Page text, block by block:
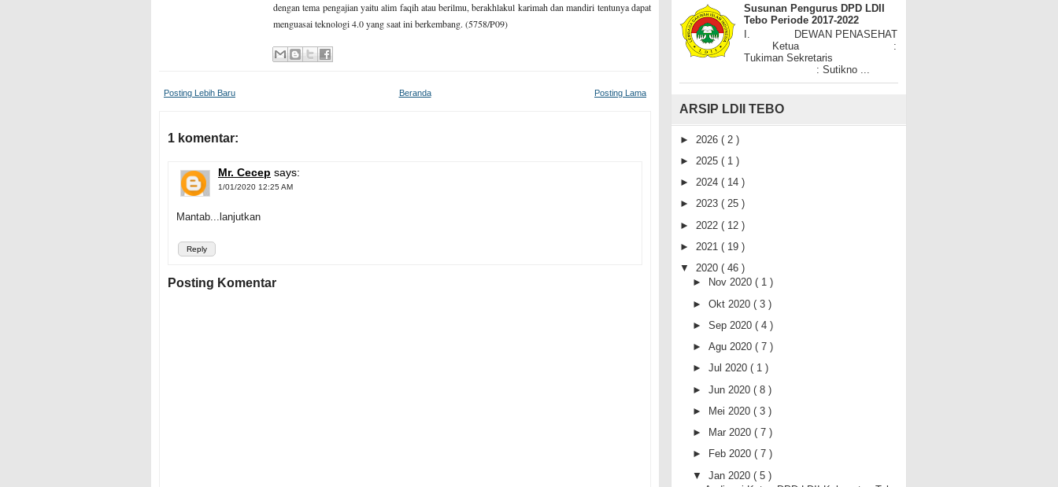
dengan tema pengajian yaitu alim faqih atau berilmu, berakhlakul karimah dan mandiri tentunya dapat
menguasai teknologi 4.0 yang saat ini berkembang. (5758/P09)
Posting Lebih Baru Posting Lama
Beranda
1 komentar:
Mr. Cecep says:
1/01/2020 12:25 AM
Reply
Mantab...lanjutkan
Posting Komentar
Susunan Pengurus DPD LDII
Tebo Periode 2017-2022
I. DEWAN PENASEHAT
Ketua :
Tukiman Sekretaris
: Sutikno ...
ARSIP LDII TEBO
► 2026 ( 2 )
► 2025 ( 1 )
► 2024 ( 14 )
► 2023 ( 25 )
► 2022 ( 12 )
► 2021 ( 19 )
▼ 2020 ( 46 )
►
Nov 2020 ( 1 )
► Okt 2020 ( 3 )
► Sep 2020 ( 4 )
► Agu 2020 ( 7 )
► Jul 2020 ( 1 )
► Jun 2020 ( 8 )
►
Mei 2020 ( 3 )
►
Mar 2020 ( 7 )
►
Feb 2020 ( 7 )
▼ Jan 2020 ( 5 )